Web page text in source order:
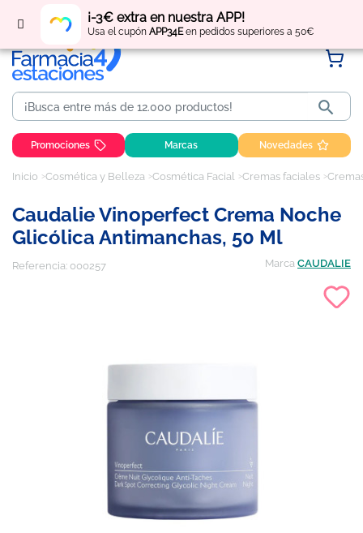
¡-3€ extra en nuestra APP!
Usa el cupón APP34Een pedidos superiores a 50€
Regístratey obtén puntos por tus compras

Promociones Marcas Novedades
Inicio Cosmética y Belleza Cosmética Facial Cremas faciales
Caudalie Vinoperfect Crema Noche
Glicólica Antimanchas, 50 Ml
Referencia: 000257 Marca CAUDALIE